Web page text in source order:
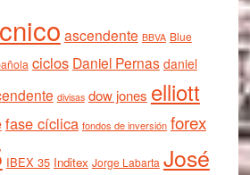
ascendente BBVA Blue
ciclos Daniel Pernas daniel
divisas dow jones elliott
fase cíclica fondos de inversión forex
IBEX 35 Inditex Jorge Labarta José